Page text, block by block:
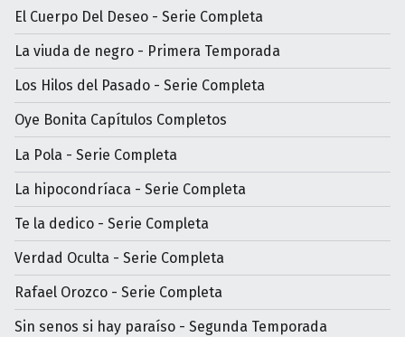
El Cuerpo Del Deseo - Serie Completa
La viuda de negro - Primera Temporada
Los Hilos del Pasado - Serie Completa
Oye Bonita Capítulos Completos
La Pola - Serie Completa
La hipocondríaca - Serie Completa
Te la dedico - Serie Completa
Verdad Oculta - Serie Completa
Rafael Orozco - Serie Completa
Sin senos si hay paraíso - Segunda Temporada